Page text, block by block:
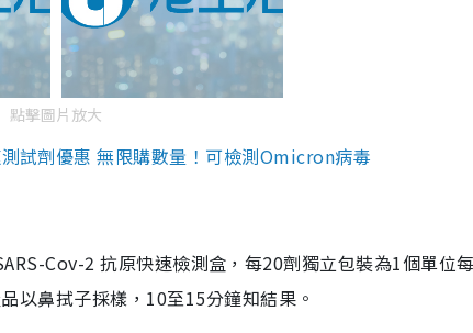
點擊圖片放大
試劑優惠 無限購數量！可檢測Omicron病毒
Cov-2 抗原快速檢測盒，每20劑獨立包裝為1個單位
以鼻拭子採樣，10至15分鐘知結果。